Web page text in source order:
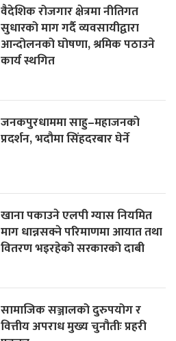
वैदेशिक रोजगार क्षेत्रमा नीतिगत
सुधारको माग गर्दै व्यवसायीद्वारा
आन्दोलनको घोषणा, श्रमिक पठाउने
कार्य स्थगित
जनकपुरधाममा साहु–महाजनको
प्रदर्शन, भदौमा सिंहदरबार घेर्ने
खाना पकाउने एलपी ग्यास नियमित
माग धान्नसक्ने परिमाणमा आयात तथा
वितरण भइरहेको सरकारको दाबी
सामाजिक सञ्जालको दुरुपयोग र
वित्तीय अपराध मुख्य चुनौतीः प्रहरी